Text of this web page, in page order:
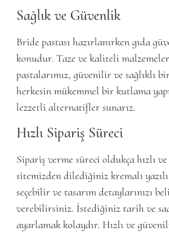
Sağlık ve Güvenlik
Bride pastası hazırlanırken gıda
konudur. Taze ve kaliteli
pastalarımız, güvenilir ve sağlıklı
herkesin mükemmel bir kutlama
lezzetli alternatifler sunarız.
Hızlı Sipariş Süreci
Sipariş verme süreci oldukça hızlı
sitemizden dilediğiniz kremalı yazılı
seçebilir ve tasarım detaylarınızı
verebilirsiniz. İstediğiniz tarih ve
ayarlamak kolaydır. Hızlı ve